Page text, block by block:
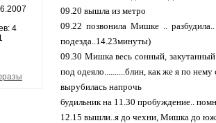
4
09.20 вышла из метро
09.22 позвонила Мишке ..
подезда..14.23минуты)
09.30 Мишка весь сонный, закутанный
под одеяло..........блин, как же я по нему
вырубилась напрочь
будильник на 11.30 пробуждение..
12.15 вышли..я до чехни, Мишка до